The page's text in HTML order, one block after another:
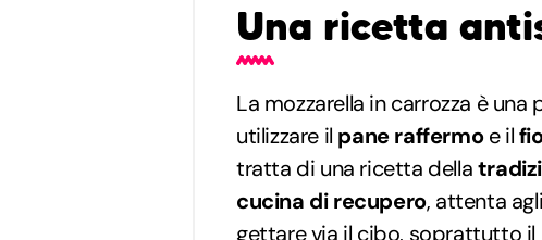
Una ricetta
La mozzarella in carrozza è
utilizzare il pane raffermoe il
tratta di una ricetta della
cucina di recupero, attenta
gettare via il cibo, soprattutto